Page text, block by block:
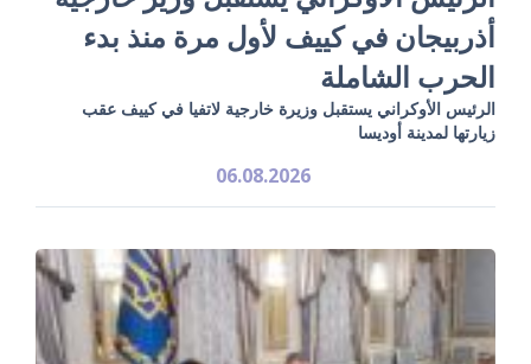
أذربيجان في كييف لأول مرة منذ بدء
الحرب الشاملة
الرئيس الأوكراني يستقبل وزيرة خارجية لاتفيا في كييف عقب
زيارتها لمدينة أوديسا
06.08.2026